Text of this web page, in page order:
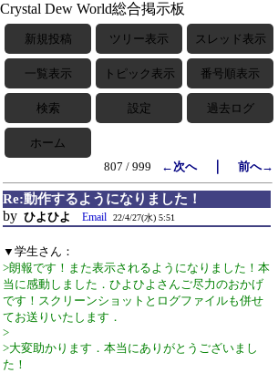
Crystal Dew World総合掲示板
新規投稿 ツリー表示 スレッド表示
一覧表示 トピック表示 番号順表示
検索 設定 過去ログ
ホーム
807 / 999
←次へ｜ 前へ→
Re:動作するようになりました！
by ひよひよ Email 22/4/27(水) 5:51
▼学生さん：
>朗報です！また表示されるようになりました！本
当に感動しました．ひよひよさんご尽力のおかげ
です！スクリーンショットとログファイルも併せ
てお送りいたします．
>
>大変助かります．本当にありがとうございまし
た！